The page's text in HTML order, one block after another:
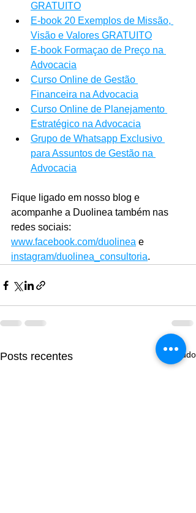
GRATUITO
E-book 20 Exemplos de Missão,
Visão e Valores GRATUITO
E-book Formaçao de Preço na
Advocacia
Curso Online de Gestão
Financeira na Advocacia
Curso Online de Planejamento
Estratégico na Advocacia
Grupo de Whatsapp Exclusivo
para Assuntos de Gestão na
Advocacia
Fique ligado em nosso blog e
acompanhe a Duolinea também nas
redes sociais:
www.facebook.com/duolinea e
instagram/duolinea_consultoria.
Posts recentes Ver tudo